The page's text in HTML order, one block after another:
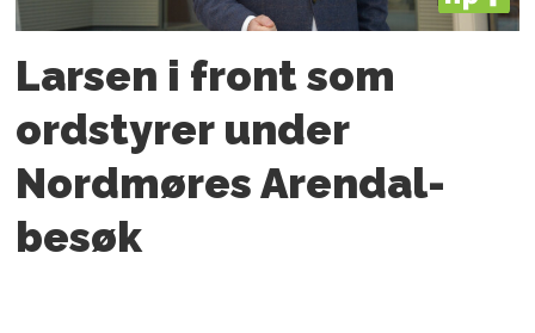
Larsen i front som
ordstyrer under
Nordmøres Arendal-
besøk